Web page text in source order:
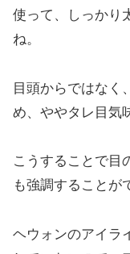
使って、しっかり
ね。
目頭からではなく
め、ややタレ目気
こうすることで目
も強調することが
ヘウォンのアイラ